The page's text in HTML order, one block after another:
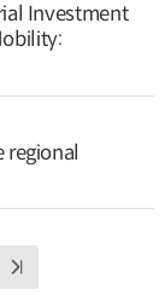
Investment
regional